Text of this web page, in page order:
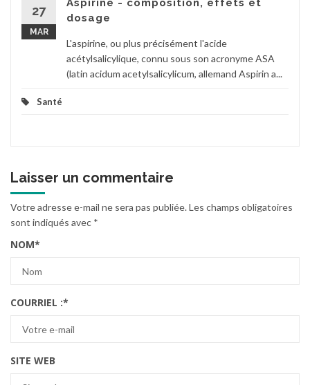
27
MAR
Aspirine - composition, effets et
dosage
L'aspirine, ou plus précisément l'acide
acétylsalicylique, connu sous son acronyme ASA
(latin acidum acetylsalicylicum, allemand Aspirin a...
Santé
Laisser un commentaire
Votre adresse e-mail ne sera pas publiée.Les champs obligatoires
sont indiqués avec *
NOM*
COURRIEL :*
SITE WEB